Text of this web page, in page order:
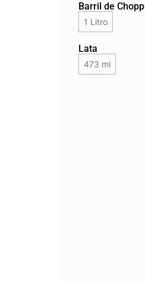
Barril de Chopp
1 Litro
Lata
473 ml